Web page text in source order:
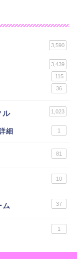
3,590
3,439
115
36
ル 1,023
細 1
81
10
ム 37
1